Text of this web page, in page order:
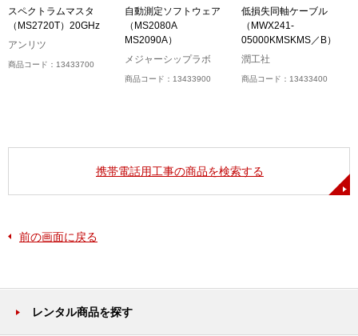
スペクトラムマスタ
（MS2720T）20GHz
アンリツ
商品コード：13433700
自動測定ソフトウェア
（MS2080A
MS2090A）
メジャーシップラボ
商品コード：13433900
低損失同軸ケーブル
（MWX241-
05000KMSKMS／B）
潤工社
商品コード：13433400
携帯電話用工事の商品を検索する
前の画面に戻る
レンタル商品を探す